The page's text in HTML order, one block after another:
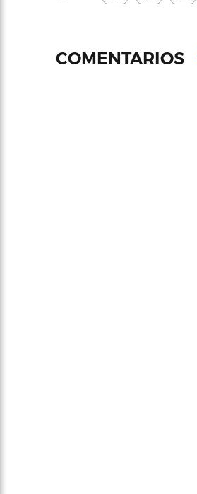
COMENTARIOS